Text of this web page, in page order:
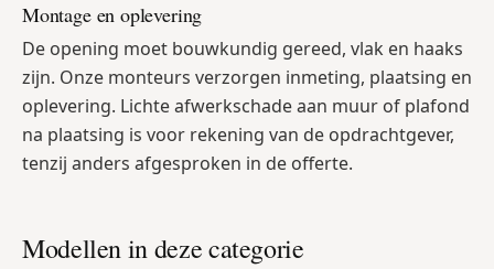
Montage en oplevering
De opening moet bouwkundig gereed, vlak en haaks
zijn. Onze monteurs verzorgen inmeting, plaatsing en
oplevering. Lichte afwerkschade aan muur of plafond
na plaatsing is voor rekening van de opdrachtgever,
tenzij anders afgesproken in de offerte.
Modellen in deze categorie